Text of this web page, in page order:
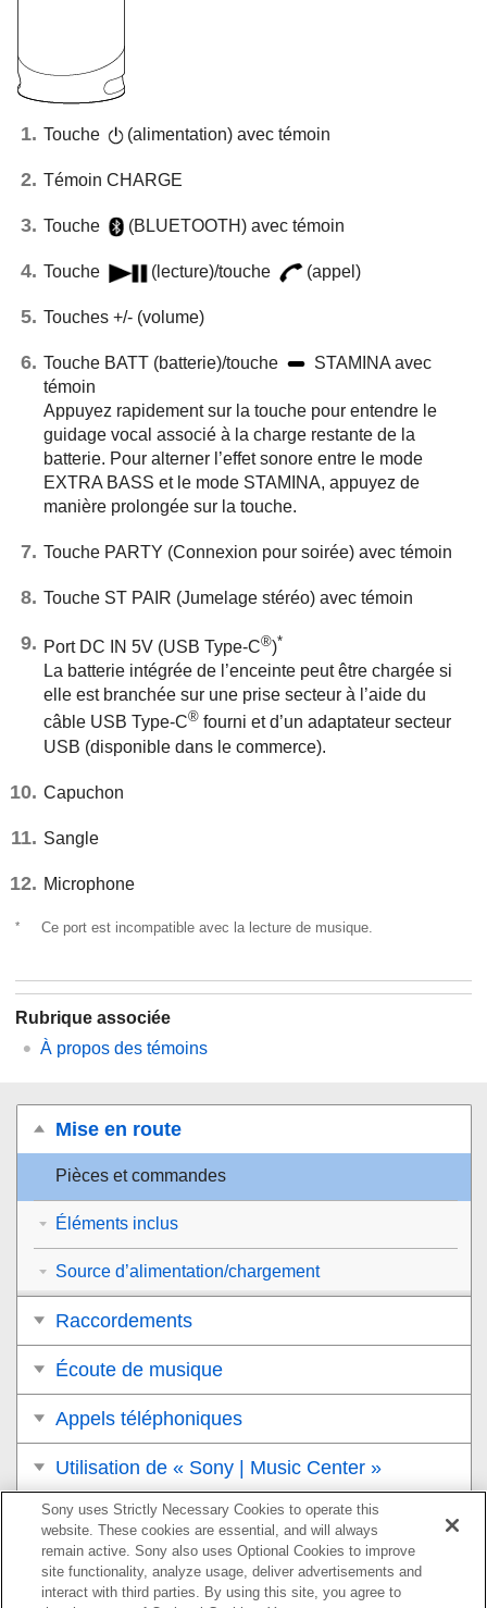
Touche (alimentation) avec témoin
Témoin CHARGE
Touche (BLUETOOTH) avec témoin
Touche (lecture)/touche (appel)
Touches +/- (volume)
Touche BATT (batterie)/touche
STAMINA avec
témoin
Appuyez rapidement sur la touche pour entendre le
guidage vocal associé à la charge restante de la
batterie. Pour alterner l’effet sonore entre le mode
EXTRA BASS et le mode STAMINA, appuyez de
manière prolongée sur la touche.
Touche PARTY (Connexion pour soirée) avec témoin
Touche ST PAIR (Jumelage stéréo) avec témoin
Port DC IN 5V (USB Type-C®)*
La batterie intégrée de l’enceinte peut être chargée si
elle est branchée sur une prise secteur à l’aide du
câble USB Type-C® fourni et d’un adaptateur secteur
USB (disponible dans le commerce).
Capuchon
Sangle
Microphone
* Ce port est incompatible avec la lecture de musique.
Rubrique associée
À propos des témoins
Mise en route
Pièces et commandes
Éléments inclus
Source d’alimentation/chargement
Raccordements
Écoute de musique
Appels téléphoniques
Utilisation de « Sony | Music Center »
Utilisation de la fonction d’assistance vocale
Informations
Sony uses Strictly Necessary Cookies to operate this
website. These cookies are essential, and will always
remain active. Sony also uses Optional Cookies to improve
site functionality, analyze usage, deliver advertisements and
interact with third parties. By using this site, you agree to